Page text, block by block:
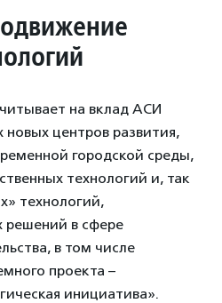
на вклад АСИ
новых центров развития,
городской среды,
технологий и, так
технологий,
решений в сфере
в том числе
проекта –
инициатива».